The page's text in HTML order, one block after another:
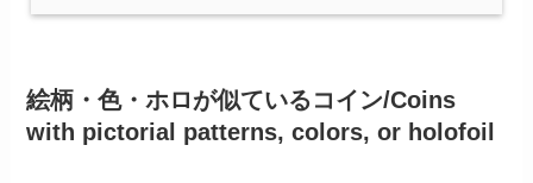
絵柄・色・ホロが似ているコイン/Coins
with pictorial patterns, colors, or holofoil